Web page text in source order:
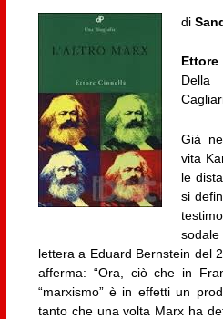
di
Della
Già
vita
le
si
lettera a Eduard Bernstein del
afferma: “Ora, ciò che in
“marxismo” è in effetti un
tanto che una volta Marx ha